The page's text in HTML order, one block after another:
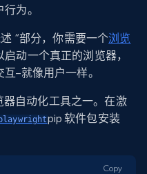
为。
“部分，你需要一个浏览
动一个真正的浏览器，
–就像用户一样。
器自动化工具之一。在激
pip 软件包安装
Copy